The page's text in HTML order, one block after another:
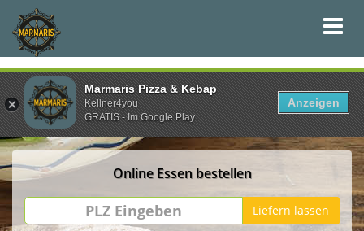
Online Essen bestellen
Liefern lassen
Marmaris Pizza & Kebap
Kellner4you
GRATIS - Im Google Play
Anzeigen